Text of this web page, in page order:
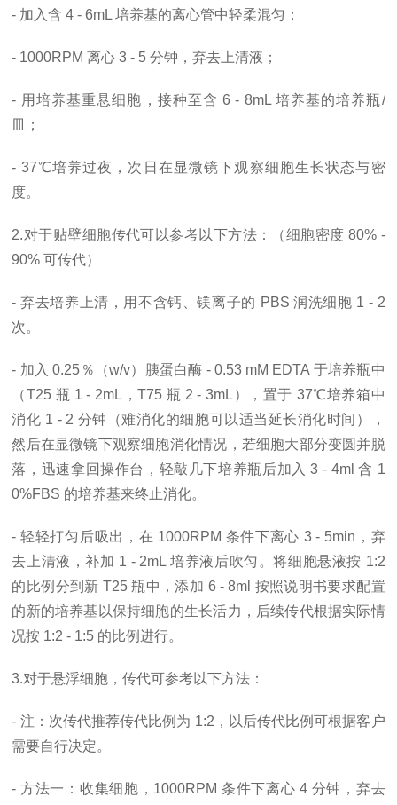
- 加入含 4 - 6mL 培养基的离心管中轻柔混匀；
- 1000RPM 离心 3 - 5 分钟，弃去上清液；
- 用培养基重悬细胞，接种至含 6 - 8mL 培养基的培养瓶/
皿；
- 37℃培养过夜，次日在显微镜下观察细胞生长状态与密
度。
2.对于贴壁细胞传代可以参考以下方法：（细胞密度 80% -
90% 可传代）
- 弃去培养上清，用不含钙、镁离子的 PBS 润洗细胞 1 - 2
次。
- 加入 0.25％（w/v）胰蛋白酶 - 0.53 mM EDTA 于培养瓶中
（T25 瓶 1 - 2mL，T75 瓶 2 - 3mL），置于 37℃培养箱中
消化 1 - 2 分钟（难消化的细胞可以适当延长消化时间），
然后在显微镜下观察细胞消化情况，若细胞大部分变圆并脱
落，迅速拿回操作台，轻敲几下培养瓶后加入 3 - 4ml 含 1
0%FBS 的培养基来终止消化。
- 轻轻打匀后吸出，在 1000RPM 条件下离心 3 - 5min，弃
去上清液，补加 1 - 2mL 培养液后吹匀。将细胞悬液按 1:2
的比例分到新 T25 瓶中，添加 6 - 8ml 按照说明书要求配置
的新的培养基以保持细胞的生长活力，后续传代根据实际情
况按 1:2 - 1:5 的比例进行。
3.对于悬浮细胞，传代可参考以下方法：
- 注：次传代推荐传代比例为 1:2，以后传代比例可根据客户
需要自行决定。
- 方法一：收集细胞，1000RPM 条件下离心 4 分钟，弃去